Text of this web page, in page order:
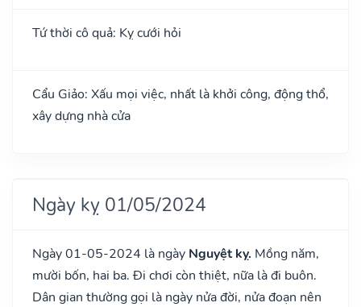
Tứ thời cô quả: Kỵ cưới hỏi
Cẩu Giảo: Xấu mọi việc, nhất là khởi công, động thổ,
xây dựng nhà cửa
Ngày kỵ 01/05/2024
Ngày 01-05-2024 là ngày Nguyệt kỵ. Mồng năm,
mười bốn, hai ba. Đi chơi còn thiệt, nữa là đi buôn.
Dân gian thường gọi là ngày nửa đời, nửa đoạn nên